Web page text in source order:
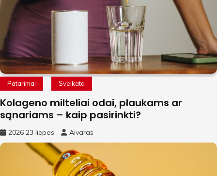
Patarimai Sveikata
Kolageno milteliai odai, plaukams ar
sąnariams – kaip pasirinkti?
2026 23 liepos Aivaras